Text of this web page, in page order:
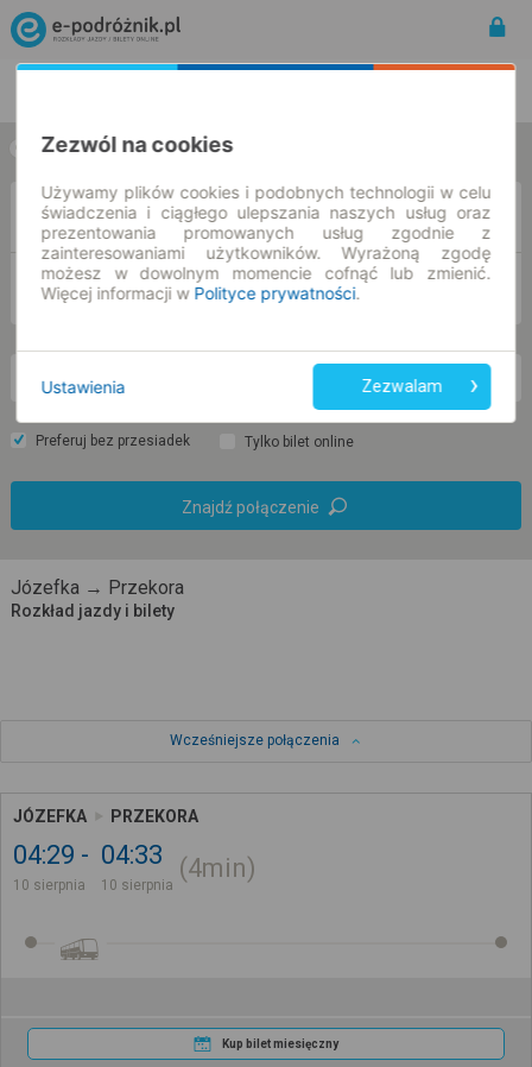
w jedną stronę w obie strony
Z
DO
pn. 10 sie.
Preferuj bez przesiadek Tylko bilet online
Znajdź połączenie
Józefka → Przekora
Rozkład jazdy i bilety
Wcześniejsze połączenia
JÓZEFKA PRZEKORA
04:29
10 sierpnia
04:33
10 sierpnia
4min
Kup bilet miesięczny
Zezwól na cookies
Używamy plików cookies i podobnych technologii w celu
świadczenia i ciągłego ulepszania naszych usług oraz
prezentowania promowanych usług zgodnie z
zainteresowaniami użytkowników. Wyrażoną zgodę
możesz w dowolnym momencie cofnąć lub zmienić.
Więcej informacji w Polityce prywatności.
Ustawienia Zezwalam